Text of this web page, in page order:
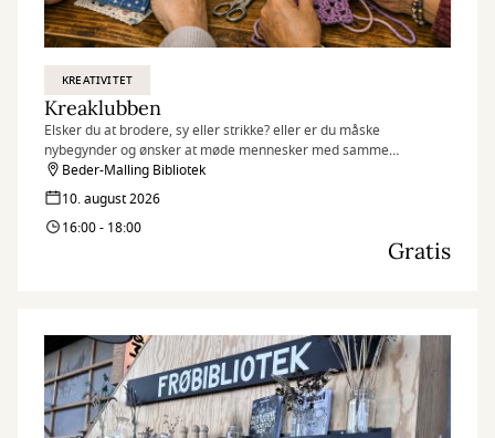
KREATIVITET
Kreaklubben
Elsker du at brodere, sy eller strikke? eller er du måske
nybegynder og ønsker at møde mennesker med samme
interesse?
Beder-Malling Bibliotek
10. august 2026
16:00 - 18:00
Gratis